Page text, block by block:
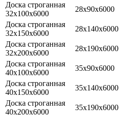
Доска строганная
32х100х6000
28х90х6000
Доска строганная
32х150х6000
28х140х6000
Доска строганная
32х200х6000
28х190х6000
Доска строганная
40х100х6000
35х90х6000
Доска строганная
40х150х6000
35х140х6000
Доска строганная
40х200х6000
35х190х6000